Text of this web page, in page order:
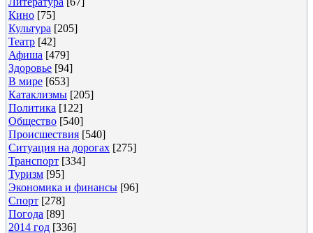
Кино [75]
Культура [205]
Театр [42]
Афиша [479]
Здоровье [94]
В мире [653]
Катаклизмы [205]
Политика [122]
Общество [540]
Происшествия [540]
Ситуация на дорогах [275]
Транспорт [334]
Туризм [95]
Экономика и финансы [96]
Спорт [278]
Погода [89]
2014 год [336]